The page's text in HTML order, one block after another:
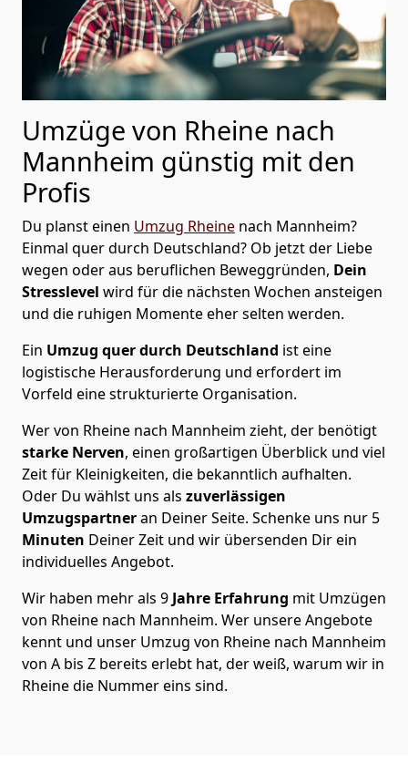
Umzüge von Rheine nach
Mannheim günstig mit den
Profis
Du planst einen Umzug Rheine nach Mannheim?
Einmal quer durch Deutschland? Ob jetzt der Liebe
wegen oder aus beruflichen Beweggründen, Dein
Stresslevel wird für die nächsten Wochen ansteigen
und die ruhigen Momente eher selten werden.
Ein Umzug quer durch Deutschland ist eine
logistische Herausforderung und erfordert im
Vorfeld eine strukturierte Organisation.
Wer von Rheine nach Mannheim zieht, der benötigt
starke Nerven, einen großartigen Überblick und viel
Zeit für Kleinigkeiten, die bekanntlich aufhalten.
Oder Du wählst uns als zuverlässigen
Umzugspartneran Deiner Seite. Schenke uns nur 5
Minuten Deiner Zeit und wir übersenden Dir ein
individuelles Angebot.
Wir haben mehr als 9 Jahre Erfahrung mit Umzügen
von Rheine nach Mannheim. Wer unsere Angebote
kennt und unser Umzug von Rheine nach Mannheim
von A bis Z bereits erlebt hat, der weiß, warum wir in
Rheine die Nummer eins sind.